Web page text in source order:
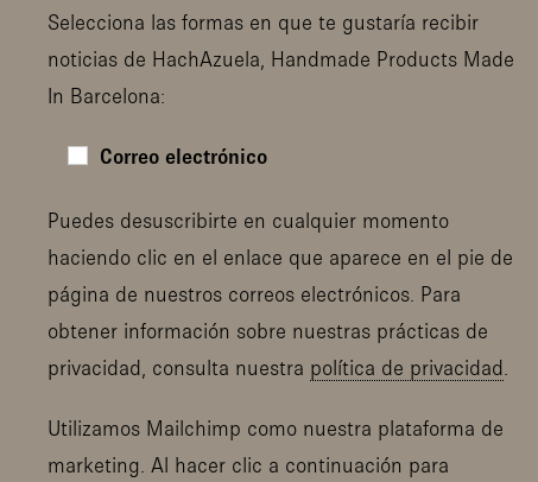
Selecciona las formas en que te gustaría recibir
noticias de HachAzuela, Handmade Products Made
In Barcelona:
Correo electrónico
Puedes desuscribirte en cualquier momento
haciendo clic en el enlace que aparece en el pie de
página de nuestros correos electrónicos. Para
obtener información sobre nuestras prácticas de
privacidad, consulta nuestra política de privacidad.
Utilizamos Mailchimp como nuestra plataforma de
marketing. Al hacer clic a continuación para